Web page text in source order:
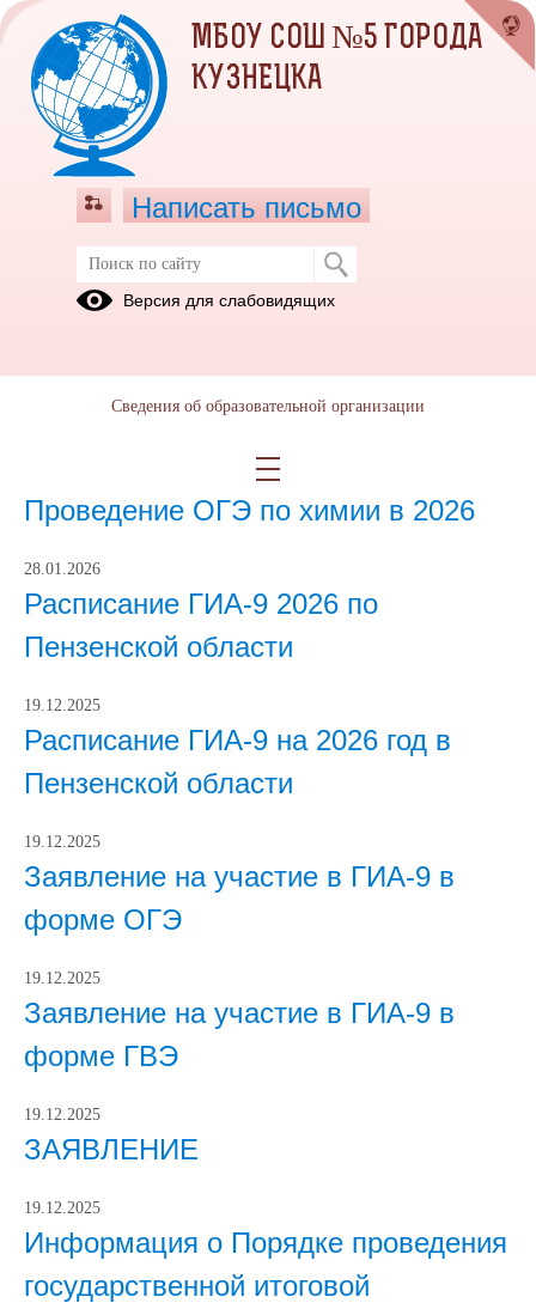
ГИА 9 класс
Проведение КОГЭ по информатике в
Проведение ОГЭ по химии в 2026
28.01.2026
Расписание ГИА-9 2026 по
Пензенской области
19.12.2025
Расписание ГИА-9 на 2026 год в
Пензенской области
19.12.2025
Заявление на участие в ГИА-9 в
форме ОГЭ
19.12.2025
Заявление на участие в ГИА-9 в
форме ГВЭ
19.12.2025
ЗАЯВЛЕНИЕ
19.12.2025
Информация о Порядке проведения
государственной итоговой
МБОУ СОШ №5 ГОРОДА
КУЗНЕЦКА
Написать письмо
Версия для слабовидящих
Сведения об образовательной организации